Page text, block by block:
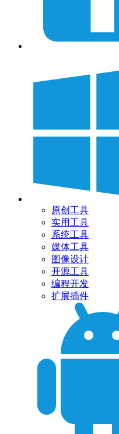
原创工具
实用工具
系统工具
媒体工具
图像设计
开源工具
编程开发
扩展插件